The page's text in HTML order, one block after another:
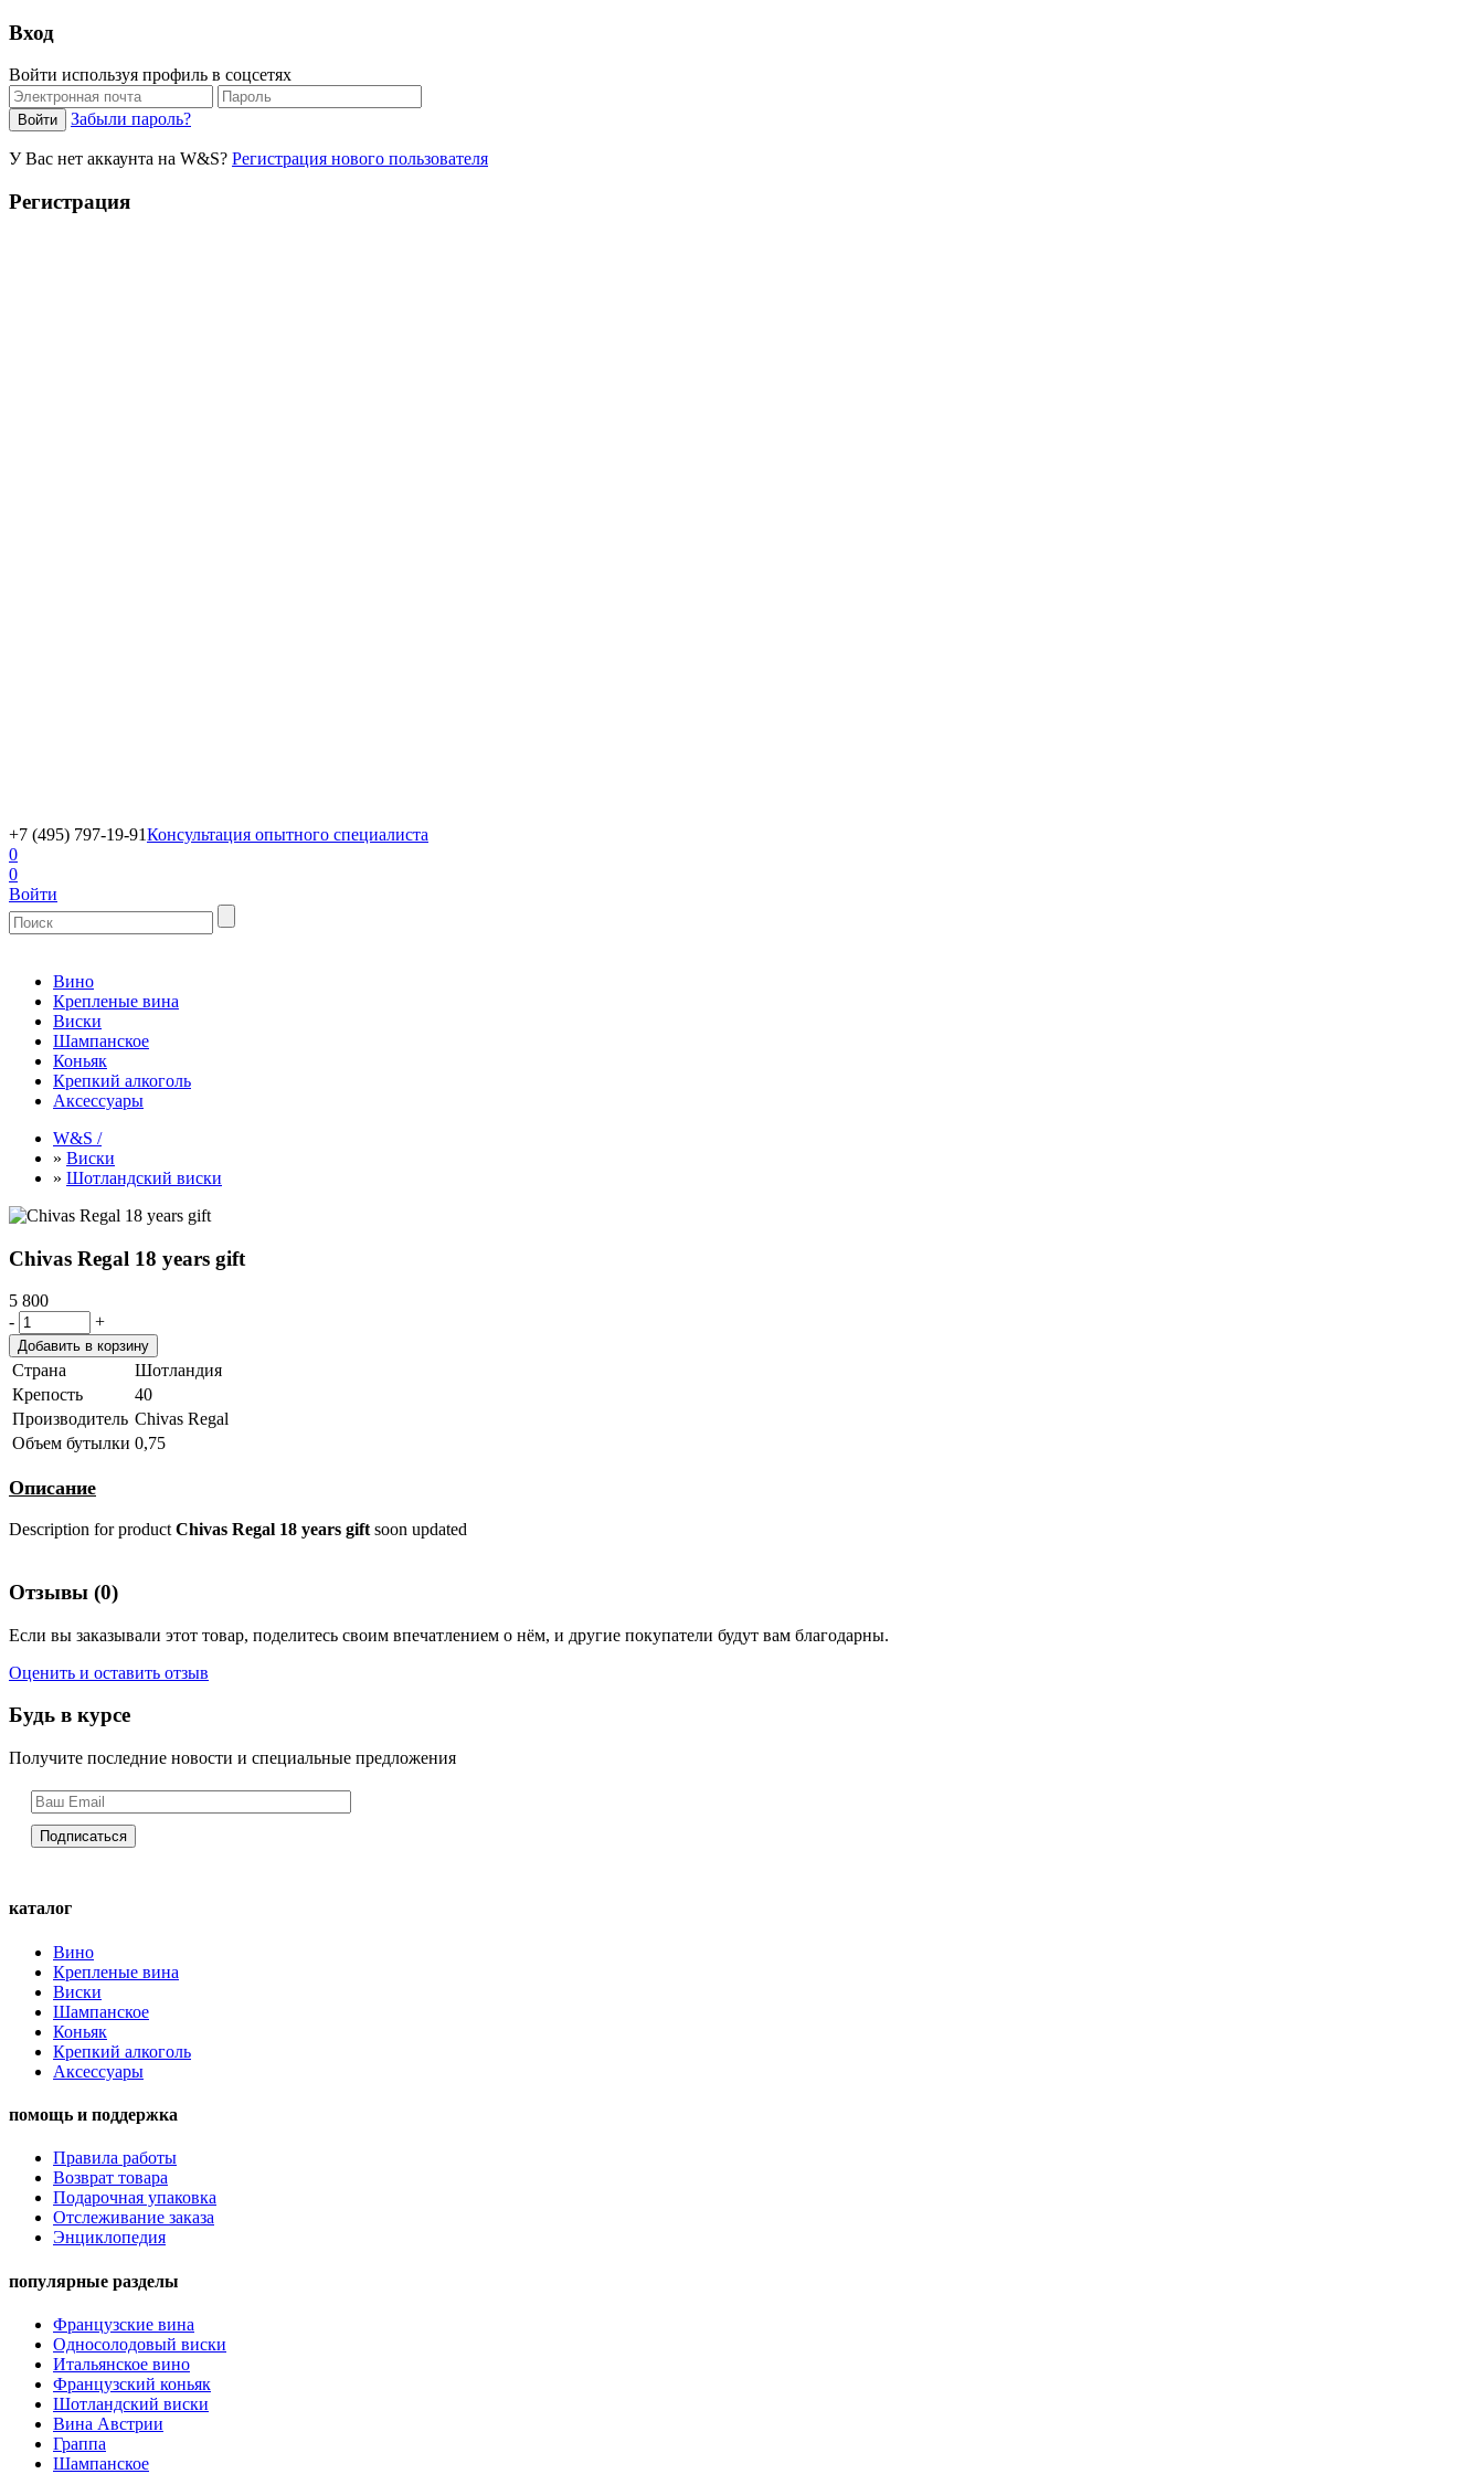
Вход
Войти используя профиль в соцсетях
Забыли пароль?
У Вас нет аккаунта на W&S? Регистрация нового пользователя
Регистрация
+7 (495) 797-19-91Консультация опытного специалиста
0
0
Войти
Вино
Крепленые вина
Виски
Шампанское
Коньяк
Крепкий алкоголь
Аксессуары
W&S /
» Виски
» Шотландский виски
Chivas Regal 18 years gift
5 800
-
+
Страна
Шотландия
Крепость
40
Производитель Chivas Regal
Объем бутылки 0,75
Описание
Description for product Chivas Regal 18 years gift soon updated
Отзывы (0)
Если вы заказывали этот товар, поделитесь своим впечатлением о нём, и другие покупатели будут вам благодарны.
Оценить и оставить отзыв
Будь в курсе
Получите последние новости и специальные предложения
каталог
Вино
Крепленые вина
Виски
Шампанское
Коньяк
Крепкий алкоголь
Аксессуары
помощь и поддержка
Правила работы
Возврат товара
Подарочная упаковка
Отслеживание заказа
Энциклопедия
популярные разделы
Французские вина
Односолодовый виски
Итальянское вино
Французский коньяк
Шотландский виски
Вина Австрии
Граппа
Шампанское